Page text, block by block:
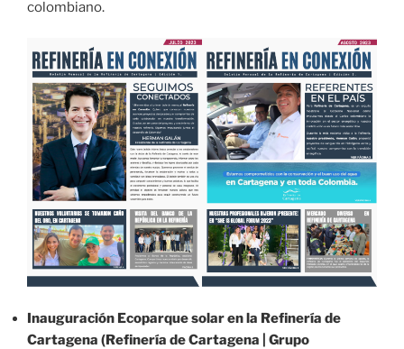
colombiano.
Inauguración Ecoparque solar en la Refinería de
Cartagena (Refinería de Cartagena | Grupo